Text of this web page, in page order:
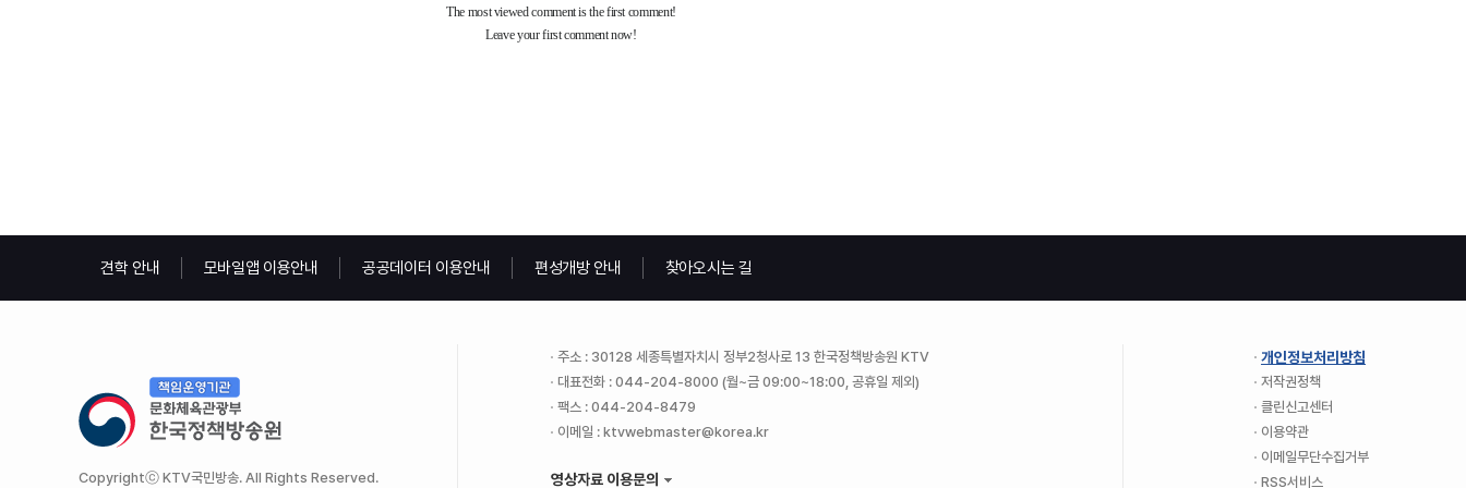
견학 안내 모바일앱 이용안내 공공데이터 이용안내 편성개방 안내 찾아오시는 길
Copyrightⓒ KTV국민방송. All Rights Reserved.
주소 : 30128 세종특별자치시 정부2청사로 13 한국정책방송원 KTV
대표전화 : 044-204-8000 (월~금 09:00~18:00, 공휴일 제외)
팩스 : 044-204-8479
이메일 : ktvwebmaster@korea.kr
영상자료 이용문의
개인정보처리방침
저작권정책
클린신고센터
이용약관
이메일무단수집거부
RSS서비스